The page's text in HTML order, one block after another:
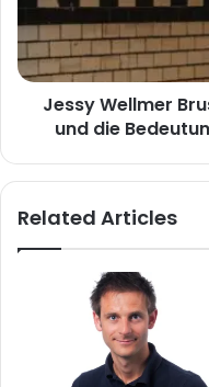
Stärke
die
Bedeutung
öffentlicher
Aufklärung
Jessy Wellmer
und die
Related Articles